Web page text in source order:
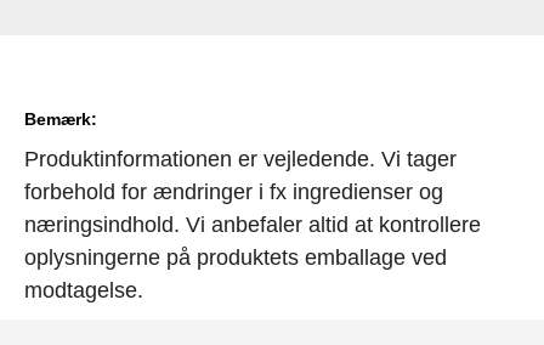
Bemærk:
Produktinformationen er vejledende. Vi tager
forbehold for ændringer i fx ingredienser og
næringsindhold. Vi anbefaler altid at kontrollere
oplysningerne på produktets emballage ved
modtagelse.